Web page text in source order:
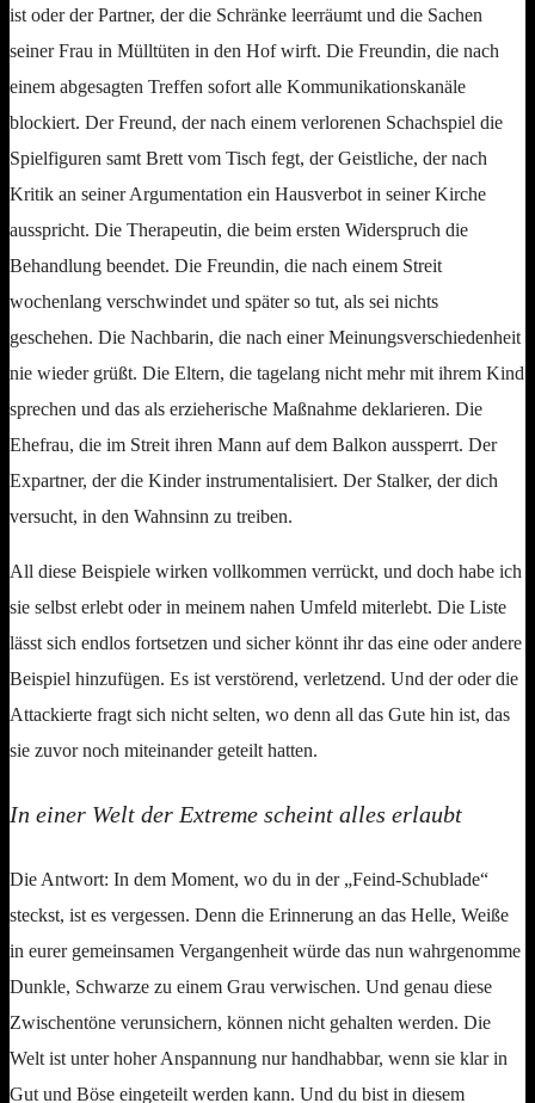
ist oder der Partner, der die Schränke leerräumt und die Sachen
seiner Frau in Mülltüten in den Hof wirft. Die Freundin, die nach
einem abgesagten Treffen sofort alle Kommunikationskanäle
blockiert. Der Freund, der nach einem verlorenen Schachspiel die
Spielfiguren samt Brett vom Tisch fegt, der Geistliche, der nach
Kritik an seiner Argumentation ein Hausverbot in seiner Kirche
ausspricht. Die Therapeutin, die beim ersten Widerspruch die
Behandlung beendet. Die Freundin, die nach einem Streit
wochenlang verschwindet und später so tut, als sei nichts
geschehen. Die Nachbarin, die nach einer Meinungsverschiedenheit
nie wieder grüßt. Die Eltern, die tagelang nicht mehr mit ihrem Kind
sprechen und das als erzieherische Maßnahme deklarieren. Die
Ehefrau, die im Streit ihren Mann auf dem Balkon aussperrt. Der
Expartner, der die Kinder instrumentalisiert. Der Stalker, der dich
versucht, in den Wahnsinn zu treiben.
All diese Beispiele wirken vollkommen verrückt, und doch habe ich
sie selbst erlebt oder in meinem nahen Umfeld miterlebt. Die Liste
lässt sich endlos fortsetzen und sicher könnt ihr das eine oder andere
Beispiel hinzufügen. Es ist verstörend, verletzend. Und der oder die
Attackierte fragt sich nicht selten, wo denn all das Gute hin ist, das
sie zuvor noch miteinander geteilt hatten.
In einer Welt der Extreme scheint alles erlaubt
Die Antwort: In dem Moment, wo du in der „Feind-Schublade“
steckst, ist es vergessen. Denn die Erinnerung an das Helle, Weiße
in eurer gemeinsamen Vergangenheit würde das nun wahrgenomme
Dunkle, Schwarze zu einem Grau verwischen. Und genau diese
Zwischentöne verunsichern, können nicht gehalten werden. Die
Welt ist unter hoher Anspannung nur handhabbar, wenn sie klar in
Gut und Böse eingeteilt werden kann. Und du bist in diesem